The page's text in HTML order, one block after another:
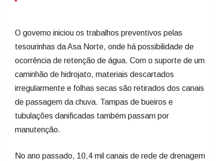
O governo iniciou os trabalhos preventivos pelas
tesourinhas da Asa Norte, onde há possibilidade de
ocorrência de retenção de água. Com o suporte de um
caminhão de hidrojato, materiais descartados
irregularmente e folhas secas são retirados dos canais
de passagem da chuva. Tampas de bueiros e
tubulações danificadas também passam por
manutenção.
No ano passado, 10,4 mil canais de rede de drenagem